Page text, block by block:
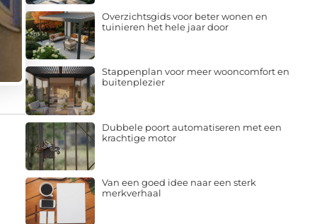
Overzichtsgids voor beter wonen en
tuinieren het hele jaar door
Stappenplan voor meer wooncomfort en
buitenplezier
Dubbele poort automatiseren met een
krachtige motor
Van een goed idee naar een sterk
merkverhaal